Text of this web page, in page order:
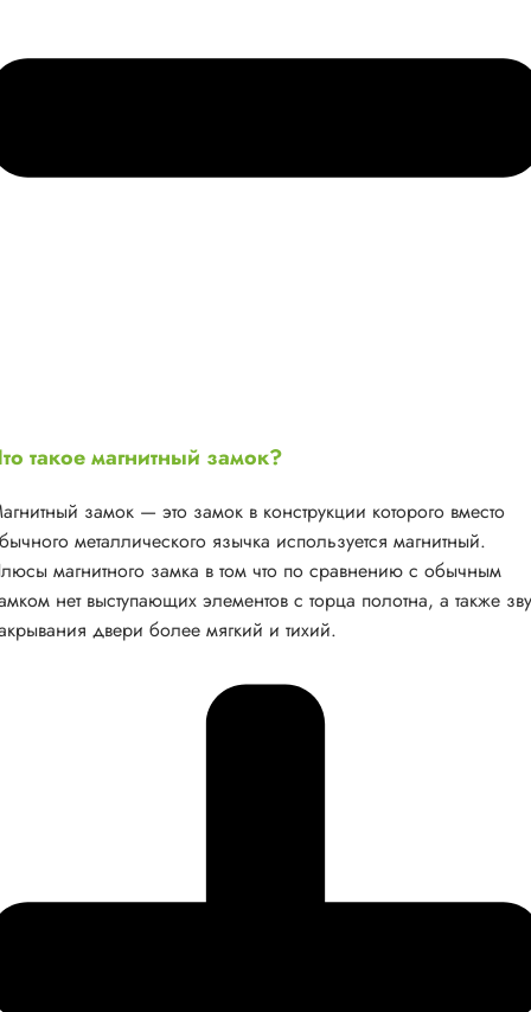
такое магнитный замок?
замок — это замок в конструкции которого вместо
металлического язычка используется магнитный.
магнитного замка в том что по сравнению с обычным
нет выступающих элементов с торца полотна, а также
двери более мягкий и тихий.